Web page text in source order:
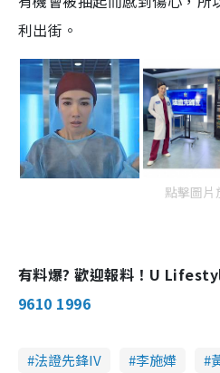
利出街。
點擊圖片
有料爆? 歡迎報料！U
9610 1996
法證先鋒IV 李施嬅